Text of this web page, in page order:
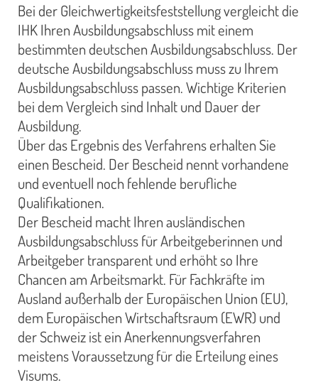
Bei der Gleichwertigkeitsfeststellung vergleicht die
IHK Ihren Ausbildungsabschluss mit einem
bestimmten deutschen Ausbildungsabschluss. Der
deutsche Ausbildungsabschluss muss zu Ihrem
Ausbildungsabschluss passen. Wichtige Kriterien
bei dem Vergleich sind Inhalt und Dauer der
Ausbildung.
Über das Ergebnis des Verfahrens erhalten Sie
einen Bescheid. Der Bescheid nennt vorhandene
und eventuell noch fehlende berufliche
Qualifikationen.
Der Bescheid macht Ihren ausländischen
Ausbildungsabschluss für Arbeitgeberinnen und
Arbeitgeber transparent und erhöht so Ihre
Chancen am Arbeitsmarkt. Für Fachkräfte im
Ausland außerhalb der Europäischen Union (EU),
dem Europäischen Wirtschaftsraum (EWR) und
der Schweiz ist ein Anerkennungsverfahren
meistens Voraussetzung für die Erteilung eines
Visums.